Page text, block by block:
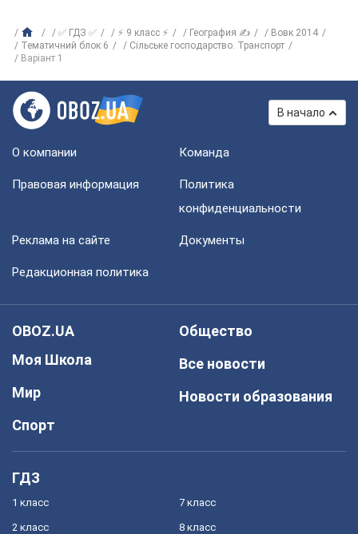
✅ ГДЗ ✅ ⚡ 9 класс ⚡ География ✍
Вовк 2014
Тематичний блок 6
Сільське господарство. Транспорт
Варіант 1
В начало
О компании Команда
Правовая информация
Политика
конфиденциальности
Реклама на сайте Документы
Редакционная политика
OBOZ.UA
Моя Школа
Мир
Спорт
Общество
Все новости
Новости образования
ГДЗ
1 класс
2 класс
7 класс
8 класс